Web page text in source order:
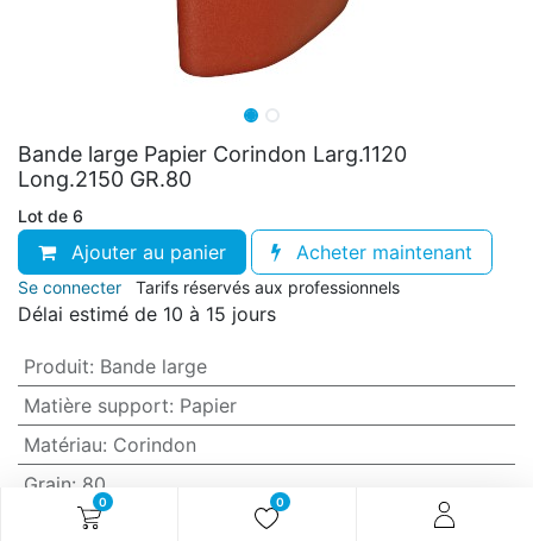
0 0
Bande large Papier Corindon Larg.1120
Long.2150 GR.80
Lot de 6
Ajouter au panier Acheter maintenant
Se connecter Tarifs réservés aux professionnels
Délai estimé de 10 à 15 jours
Produit: Bande large
Matière support: Papier
Matériau: Corindon
Grain: 80
Anti-encrassement
Non (standard)